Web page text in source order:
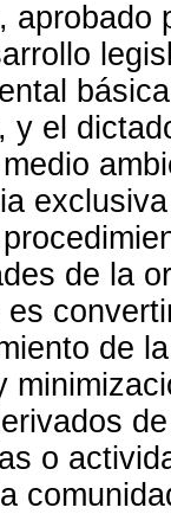
aprobado
y el
de la
de
o